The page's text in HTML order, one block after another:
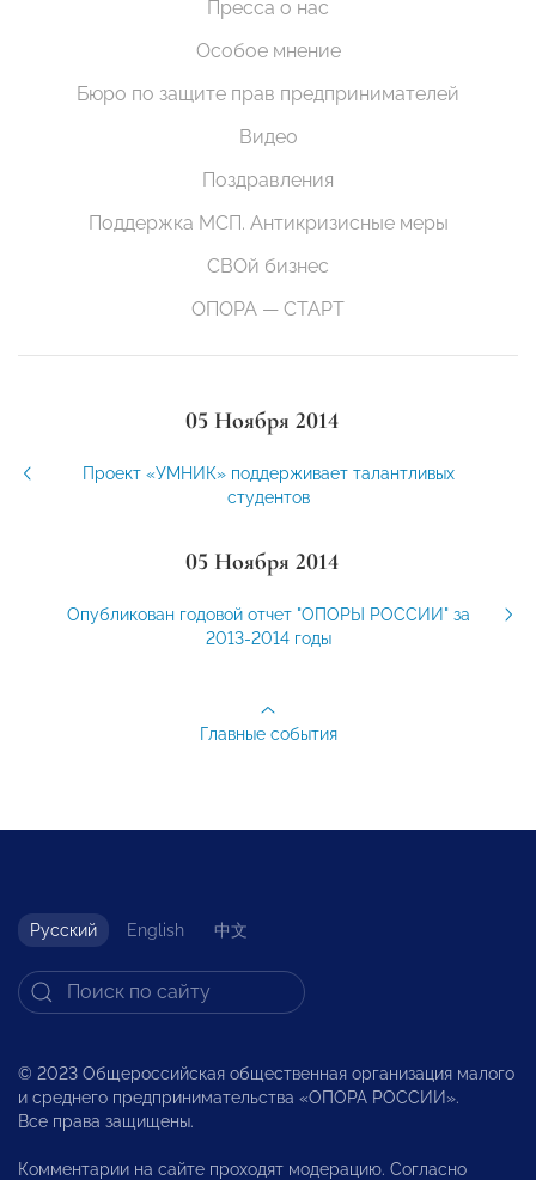
Пресса о нас
Особое мнение
Бюро по защите прав предпринимателей
Видео
Поздравления
Поддержка МСП. Антикризисные меры
СВОй бизнес
ОПОРА — СТАРТ
05 Ноября 2014
Проект «УМНИК» поддерживает талантливых
студентов
05 Ноября 2014
Опубликован годовой отчет "ОПОРЫ РОССИИ" за
2013-2014 годы
Главные события
Русский English 中文
© 2023 Общероссийская общественная организация малого
и среднего предпринимательства «ОПОРА РОССИИ».
Все права защищены.
Комментарии на сайте проходят модерацию. Согласно